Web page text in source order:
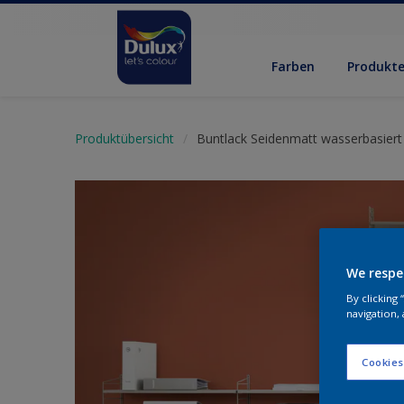
Farben Produkte
Produktübersicht Buntlack Seidenmatt
We
By clicking
navigation,